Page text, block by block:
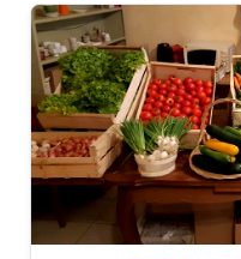
Toutes les communes
critères